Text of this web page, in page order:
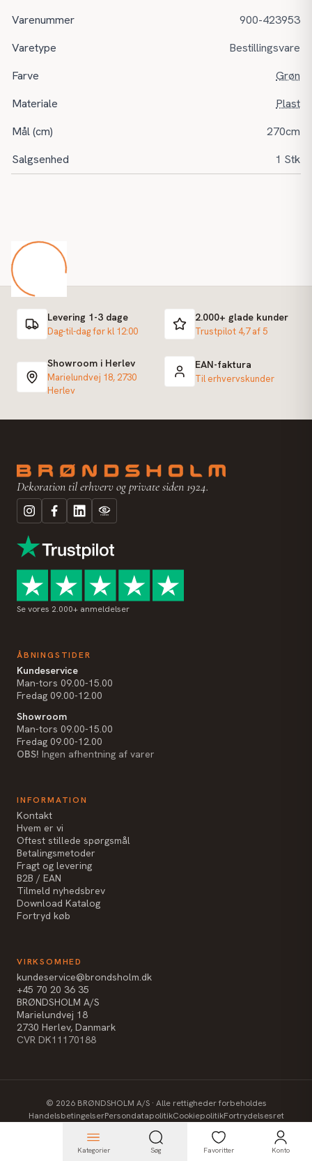
Kategorier Søg Favoritter Konto
Varenummer
900-423953
Varetype
Bestillingsvare
Farve
Grøn
Materiale
Plast
Mål (cm)
270cm
Salgsenhed
1 Stk
Levering 1-3 dage
Dag-til-dag før kl 12:00
2.000+ glade kunder
Trustpilot 4,7 af 5
Showroom i Herlev
Marielundvej 18, 2730
Herlev
EAN-faktura
Til erhvervskunder
Dekoration til erhverv og private siden 1924.
Se vores 2.000+ anmeldelser
ÅBNINGSTIDER
Kundeservice
Man-tors 09.00-15.00
Fredag 09.00-12.00
Showroom
Man-tors 09.00-15.00
Fredag 09.00-12.00
OBS! Ingen afhentning af varer
INFORMATION
Kontakt
Hvem er vi
Oftest stillede spørgsmål
Betalingsmetoder
Fragt og levering
B2B / EAN
Tilmeld nyhedsbrev
Download Katalog
Fortryd køb
VIRKSOMHED
kundeservice@brondsholm.dk
+45 70 20 36 35
BRØNDSHOLM A/S
Marielundvej 18
2730 Herlev, Danmark
CVR DK11170188
© 2026BRØNDSHOLM A/S · Alle rettigheder forbeholdes
HandelsbetingelserPersondatapolitikCookiepolitikFortrydelsesret